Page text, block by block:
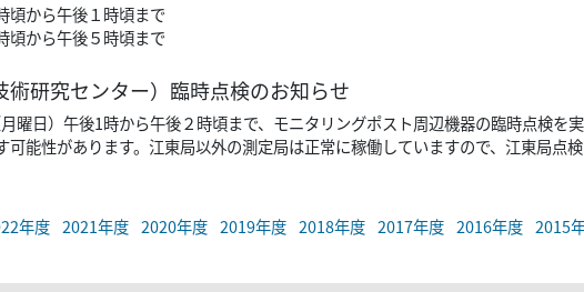
頃から午後１時頃まで
から午後５時頃まで
術研究センター）臨時点検のお知らせ
曜日）午後1時から午後２時頃まで、モニタリングポスト周辺機器の臨時点検を
可能性があります。江東局以外の測定局は正常に稼働していますので、江東局点
年度 2021年度 2020年度 2019年度 2018年度 2017年度 2016年度 2015